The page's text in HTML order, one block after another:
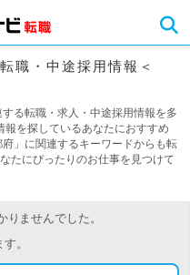
職・中途採用情報＜
る転職・求人・中途採用情報を多
を探しているあなたにおすすめ
」に関連するキーワードからも転
たにぴったりのお仕事を見つけて
りませんでした。
。